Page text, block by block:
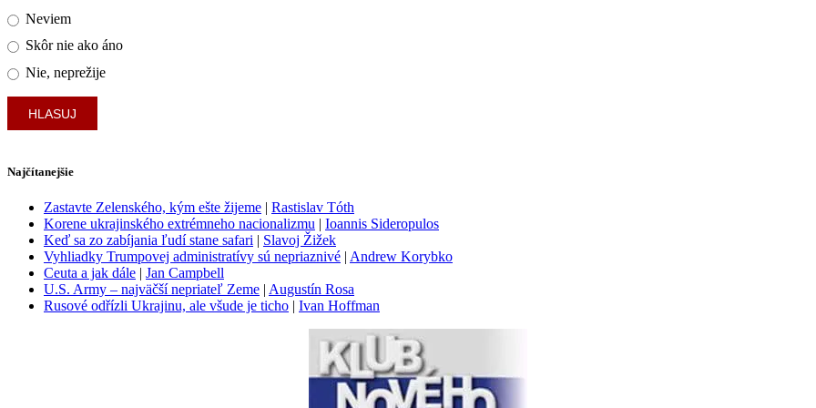
Neviem
Skôr nie ako áno
Nie, neprežije
Najčítanejšie
Zastavte Zelenského, kým ešte žijeme | Rastislav Tóth
Korene ukrajinského extrémneho nacionalizmu | Ioannis Sideropulos
Keď sa zo zabíjania ľudí stane safari | Slavoj Žižek
Vyhliadky Trumpovej administratívy sú nepriaznivé | Andrew Korybko
Ceuta a jak dále | Jan Campbell
U.S. Army – najväčší nepriateľ Zeme | Augustín Rosa
Rusové odřízli Ukrajinu, ale všude je ticho | Ivan Hoffman